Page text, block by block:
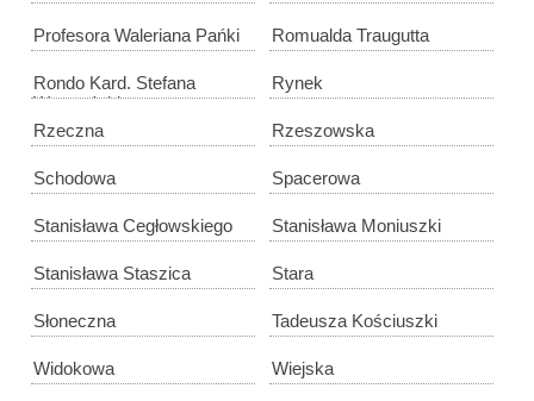
Profesora Waleriana Pańki Romualda Traugutta
Rondo Kard. Stefana
Wyszyńskiego
Rynek
Rzeczna Rzeszowska
Schodowa Spacerowa
Stanisława Cegłowskiego Stanisława Moniuszki
Stanisława Staszica Stara
Słoneczna Tadeusza Kościuszki
Widokowa Wiejska